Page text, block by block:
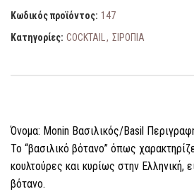
Κωδικός προϊόντος: 147
Κατηγορίες: COCKTAIL , ΣΙΡΟΠΙΑ
Όνομα: Monin Βασιλικός/Basil
To “βασιλικό βότανο” όπως
κουλτούρες και κυρίως στην Ελληνική,
βότανο.